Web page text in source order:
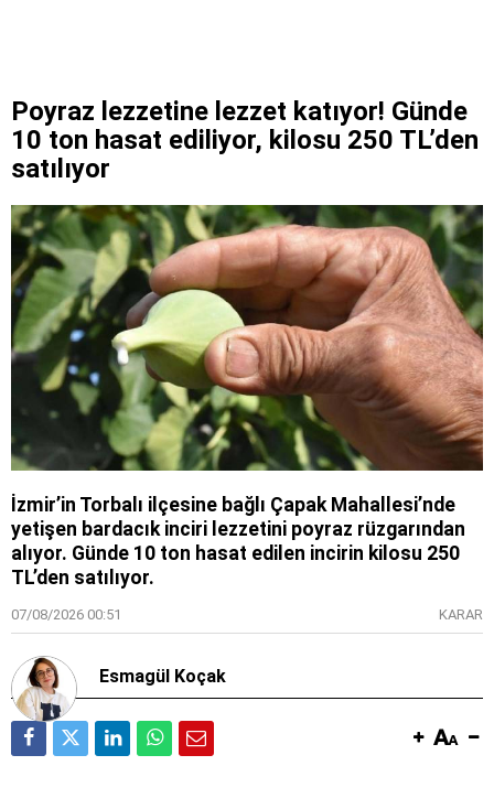
Poyraz lezzetine lezzet katıyor! Günde
10 ton hasat ediliyor, kilosu 250 TL’den
satılıyor
İzmir’in Torbalı ilçesine bağlı Çapak Mahallesi’nde
yetişen bardacık inciri lezzetini poyraz rüzgarından
alıyor. Günde 10 ton hasat edilen incirin kilosu 250
TL’den satılıyor.
07/08/2026 00:51 KARAR
Esmagül Koçak